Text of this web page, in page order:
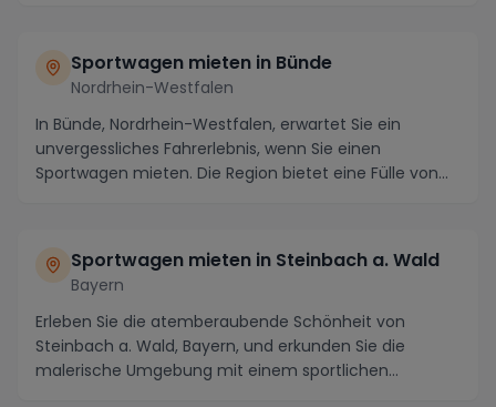
Sportwagen mieten in Bünde
Nordrhein-Westfalen
In Bünde, Nordrhein-Westfalen, erwartet Sie ein
unvergessliches Fahrerlebnis, wenn Sie einen
Sportwagen mieten. Die Region bietet eine Fülle von
Sportwagen mieten in Steinbach a. Wald
Bayern
Erleben Sie die atemberaubende Schönheit von
Steinbach a. Wald, Bayern, und erkunden Sie die
malerische Umgebung mit einem sportlichen